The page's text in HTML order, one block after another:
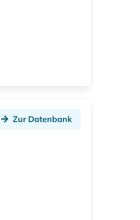
Zur Datenbank